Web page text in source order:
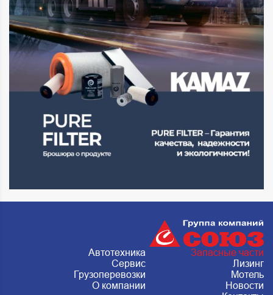
Автотехника
Запасные части
Сервис
Лизинг
Грузоперевозки
Мотель
О компании
Новости